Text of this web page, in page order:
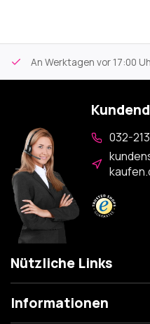
An Werktagen vor 17:00
032-
Nützliche Links
Informationen